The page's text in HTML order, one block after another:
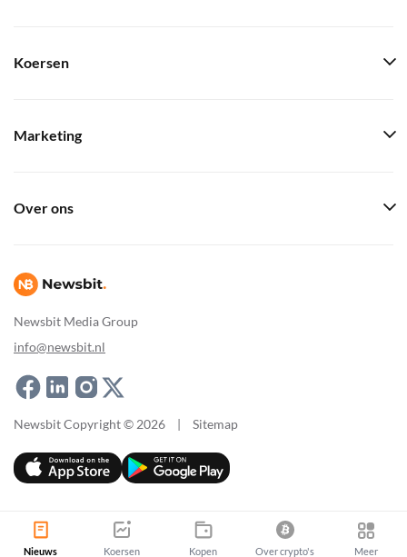
Newsbit Media Group
info@newsbit.nl
Koersen
Marketing
Over ons
Newsbit Copyright © 2026 | Sitemap
Nieuws Koersen Kopen Over crypto's Meer